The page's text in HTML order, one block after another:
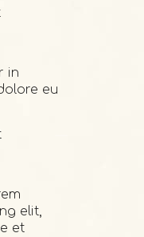
in
eu
elit,
et